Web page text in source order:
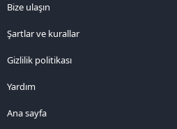
Bize ulaşın
Şartlar ve kurallar
Gizlilik politikası
Yardım
Ana sayfa